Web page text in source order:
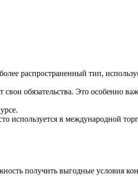
распространенный тип,
свои обязательства. Это особенно
используется в международной
получить выгодные условия